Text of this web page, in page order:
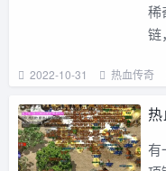
稀
链
2022-10-31 热血传奇
有